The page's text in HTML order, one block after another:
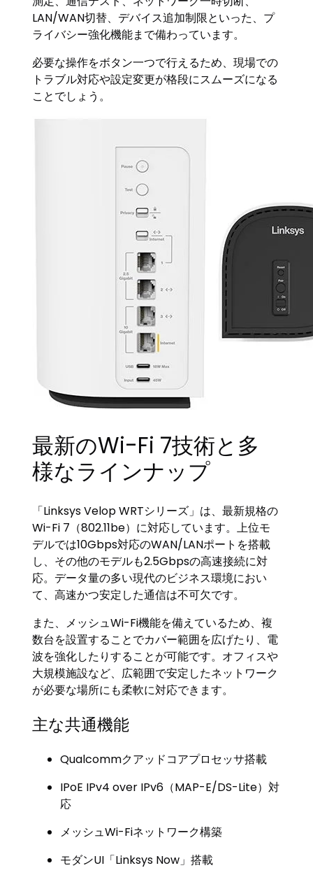
LAN/WAN切替、デバイス追加制限といった、プ
ライバシー強化機能まで備わっています。
必要な操作をボタン一つで行えるため、現場での
トラブル対応や設定変更が格段にスムーズになる
ことでしょう。
最新のWi-Fi 7技術と多
様なラインナップ
「Linksys Velop WRTシリーズ」は、最新規格の
Wi-Fi 7（802.11be）に対応しています。上位モ
デルでは10Gbps対応のWAN/LANポートを搭載
し、その他のモデルも2.5Gbpsの高速接続に対
応。データ量の多い現代のビジネス環境におい
て、高速かつ安定した通信は不可欠です。
また、メッシュWi-Fi機能を備えているため、複
数台を設置することでカバー範囲を広げたり、電
波を強化したりすることが可能です。オフィスや
大規模施設など、広範囲で安定したネットワーク
が必要な場所にも柔軟に対応できます。
主な共通機能
Qualcommクアッドコアプロセッサ搭載
IPoE IPv4 over IPv6（MAP-E/DS-Lite）対
応
メッシュWi-Fiネットワーク構築
モダンUI「Linksys Now」搭載